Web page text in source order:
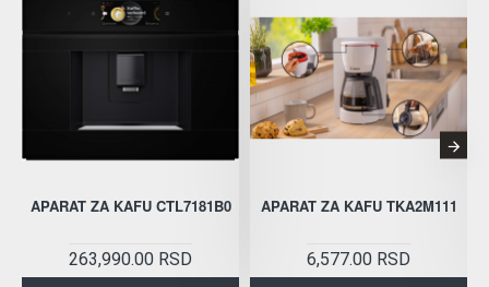
APARAT ZA KAFU CTL7181B0
263,990.00 RSD
APARAT ZA KAFU TKA2M111
6,577.00 RSD